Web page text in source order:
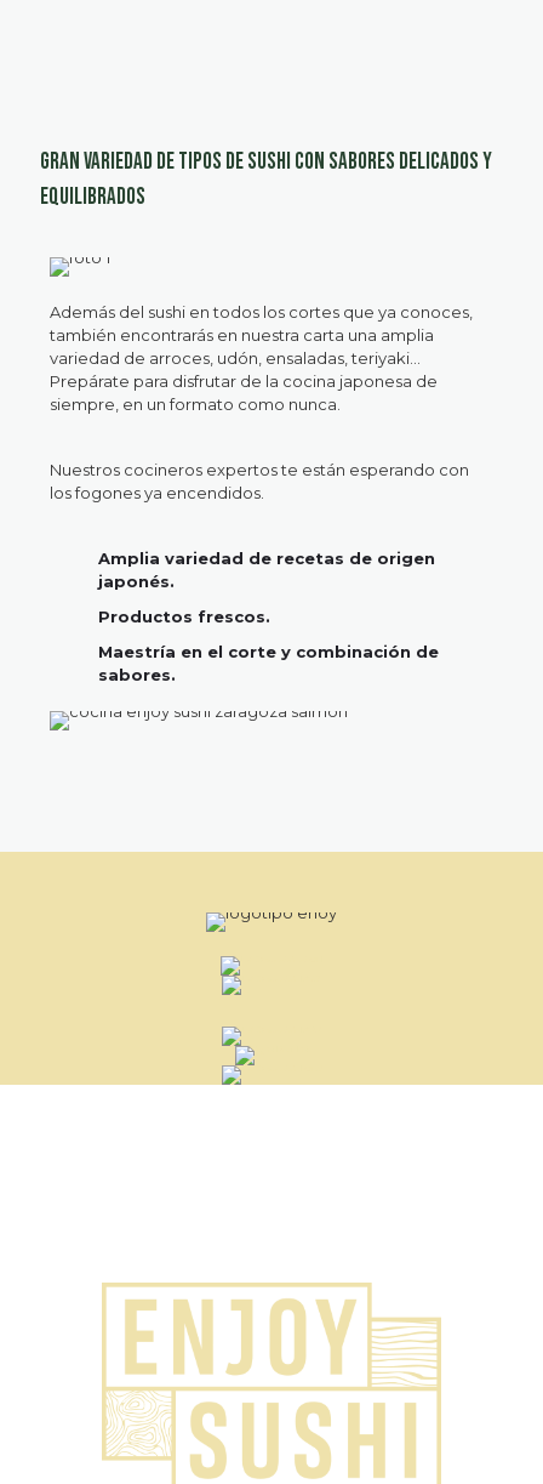
Gran variedad de tipos de sushi con sabores delicados y
equilibrados
Además del sushi en todos los cortes que ya conoces,
también encontrarás en nuestra carta una amplia
variedad de arroces, udón, ensaladas, teriyaki…
Prepárate para disfrutar de la cocina japonesa de
siempre, en un formato como nunca.
Nuestros cocineros expertos te están esperando con
los fogones ya encendidos.
Amplia variedad de recetas de origen
japonés.
Productos frescos.
Maestría en el corte y combinación de
sabores.